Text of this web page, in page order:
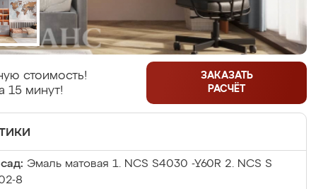
стоимость!
15 минут!
ЗАКАЗАТЬ
РАСЧЁТ
Эмаль матовая 1. NCS S4030 -Y60R 2. NCS S
8